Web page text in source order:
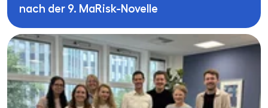
nach der 9. MaRisk-Novelle